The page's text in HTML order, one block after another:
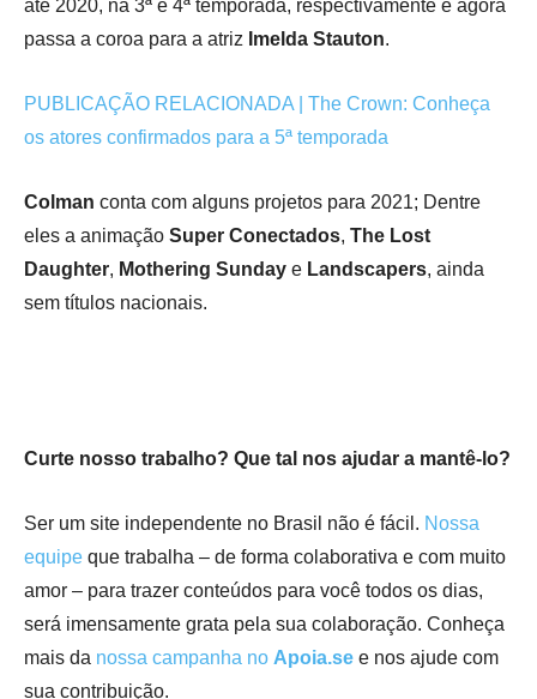
até 2020, na 3ª e 4ª temporada, respectivamente e agora
passa a coroa para a atriz Imelda Stauton.
PUBLICAÇÃO RELACIONADA | The Crown: Conheça
os atores confirmados para a 5ª temporada
Colman conta com alguns projetos para 2021; Dentre
eles a animação Super Conectados, The Lost
Daughter, Mothering Sunday e Landscapers, ainda
sem títulos nacionais.
Curte nosso trabalho? Que tal nos ajudar a mantê-lo?
Ser um site independente no Brasil não é fácil. Nossa
equipe que trabalha – de forma colaborativa e com muito
amor – para trazer conteúdos para você todos os dias,
será imensamente grata pela sua colaboração. Conheça
mais da nossa campanha no Apoia.se e nos ajude com
sua contribuição.